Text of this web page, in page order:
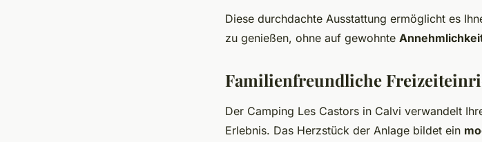
Diese durchdachte Ausstattung ermöglicht es
zu genießen, ohne auf gewohnte
Familienfreundliche
Der Camping Les Castors in Calvi verwandelt
Erlebnis. Das Herzstück der Anlage bildet ein